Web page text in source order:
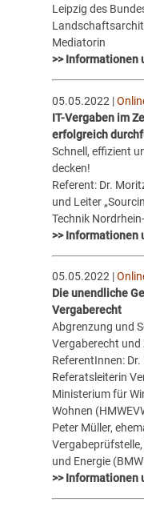
Leipzig des
Mediatorin
>> Informationen
05.05.2022 |
IT-Vergaben im
erfolgreich
Schnell, effizient
decken!
Referent: Dr.
und Leiter
Technik
>> Informationen
05.05.2022 |
Die unendliche
Vergaberecht
Abgrenzung und
Vergaberecht
ReferentInnen:
Referatsleiterin
Ministerium für
Wohnen
Peter Müller,
und Energie
>> Informationen